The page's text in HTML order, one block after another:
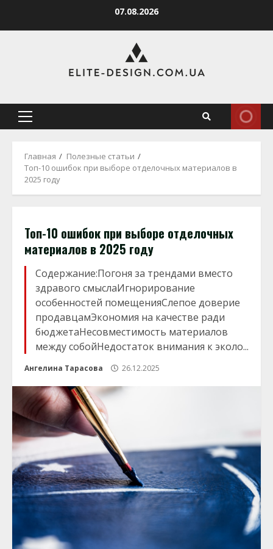
07.08.2026
Основное
Главная
Полезные статьи
Топ-10 ошибок при выборе отделочных материалов в
2025 году
Топ-10 ошибок при выборе отделочных
материалов в 2025 году
Содержание:Погоня за трендами вместо
здравого смыслаИгнорирование
особенностей помещенияСлепое доверие
продавцамЭкономия на качестве ради
бюджетаНесовместимость материалов
между собойНедостаток внимания к эколо...
Ангелина Тарасова 26.12.2025